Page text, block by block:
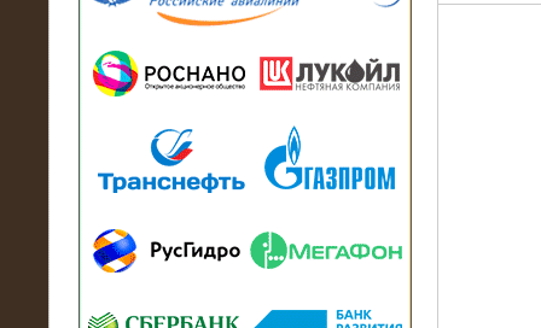
13.07.2018
модуль в контейнере 2700 кВА на
Балтийский завод